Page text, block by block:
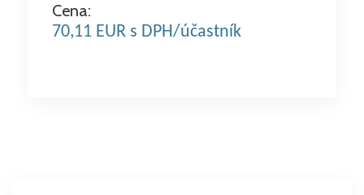
Cena:
70,11 EUR s DPH/účastník